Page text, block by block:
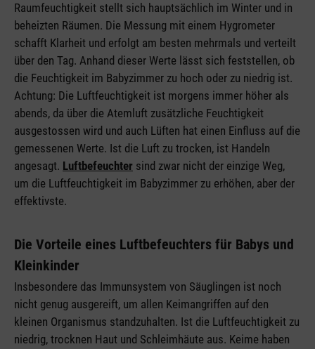
Raumfeuchtigkeit stellt sich hauptsächlich im Winter und in
beheizten Räumen. Die Messung mit einem Hygrometer
schafft Klarheit und erfolgt am besten mehrmals und verteilt
über den Tag. Anhand dieser Werte lässt sich feststellen, ob
die Feuchtigkeit im Babyzimmer zu hoch oder zu niedrig ist.
Achtung: Die Luftfeuchtigkeit ist morgens immer höher als
abends, da über die Atemluft zusätzliche Feuchtigkeit
ausgestossen wird und auch Lüften hat einen Einfluss auf die
gemessenen Werte. Ist die Luft zu trocken, ist Handeln
angesagt. Luftbefeuchter sind zwar nicht der einzige Weg,
um die Luftfeuchtigkeit im Babyzimmer zu erhöhen, aber der
effektivste.
Die Vorteile eines Luftbefeuchters für Babys und
Kleinkinder
Insbesondere das Immunsystem von Säuglingen ist noch
nicht genug ausgereift, um allen Keimangriffen auf den
kleinen Organismus standzuhalten. Ist die Luftfeuchtigkeit zu
niedrig, trocknen Haut und Schleimhäute aus. Keime haben